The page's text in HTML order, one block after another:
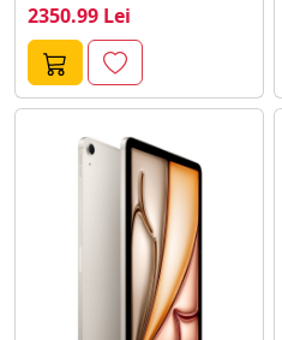
2350.99 Lei